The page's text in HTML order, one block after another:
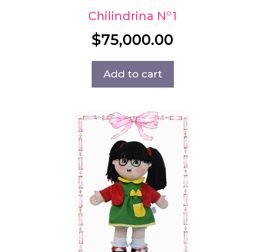
Chilindrina N°1
$75,000.00
Add to cart